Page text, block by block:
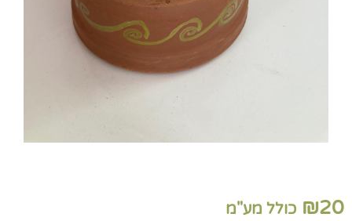
₪20 כולל מע"מ